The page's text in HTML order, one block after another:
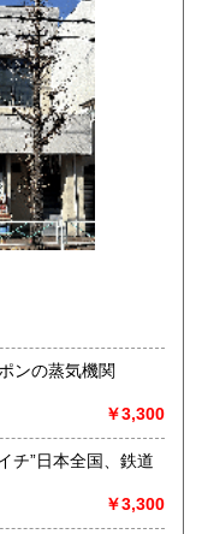
ます。
下さい。★★
注文には対応しま
を御案内してい
の場合スパムメー
お願いいたしま
ンの蒸気機関
￥3,300
チ”日本全国、鉄道
￥3,300